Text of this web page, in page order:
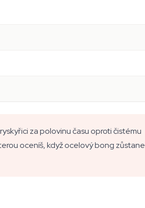
za polovinu času oproti čistému
oceníš, když ocelový bong zůstane